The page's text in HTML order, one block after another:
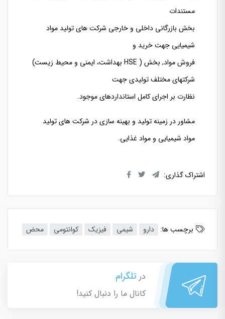
مستندات
بخش بازرگانی داخلی و خارجی شرکت های تولید مواد
شیمیایی جهت خرید و
فروش مواد, بخش ( HSE بهداشت، ایمنی و محیط زیست)
شرکتهای مختلف تولیدی جهت
نظارت بر اجرای کامل استانداردهای موجود.
مشاور در زمینه تولید و بهینه سازی در شرکت های تولید
مواد شیمیایی و مواد غذایی.
اشتراک گذاری:
برچسب ها: دارو شیمی فیزیک کوانتومی محض
در تلگرام
کانال ما را دنبال کنید!